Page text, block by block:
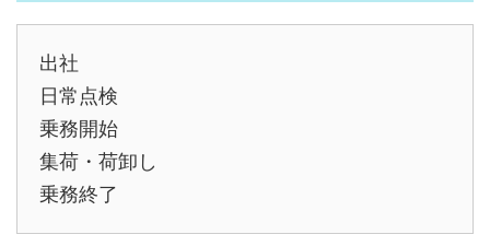
出社
日常点検
乗務開始
集荷・荷卸し
乗務終了